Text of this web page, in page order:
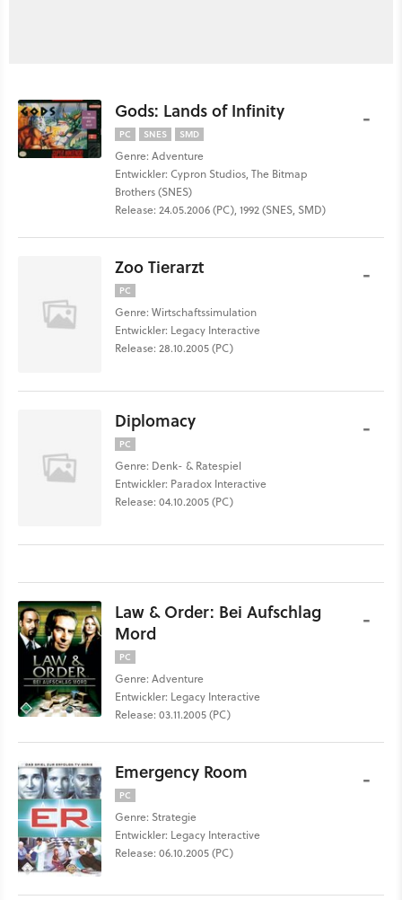
Gods: Lands of Infinity
PC SNES SMD
Genre: Adventure
Entwickler: Cypron Studios, The Bitmap
Brothers (SNES)
Release: 24.05.2006 (PC), 1992 (SNES, SMD)
-
Zoo Tierarzt
PC
Genre: Wirtschaftssimulation
Entwickler: Legacy Interactive
Release: 28.10.2005 (PC)
-
Diplomacy
PC
Genre: Denk- & Ratespiel
Entwickler: Paradox Interactive
Release: 04.10.2005 (PC)
-
Law & Order: Bei Aufschlag
Mord
PC
Genre: Adventure
Entwickler: Legacy Interactive
Release: 03.11.2005 (PC)
-
Emergency Room
PC
Genre: Strategie
Entwickler: Legacy Interactive
Release: 06.10.2005 (PC)
-